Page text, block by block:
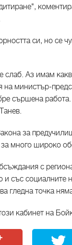
си, но се
Аз имам
на министър-
сършена
за
много широко
с
със социалните
гледна точка
кабинет на